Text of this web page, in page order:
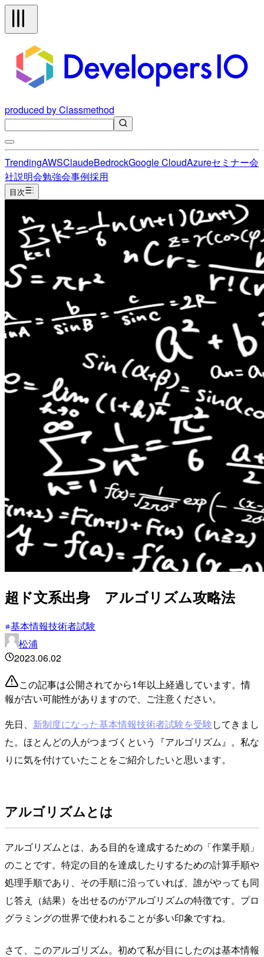
produced by Classmethod
TrendingAWSClaudeBedrockGoogle CloudAzureセミナー会
社説明会勉強会事例採用
目次
超ド文系出身 アルゴリズム攻略法
基本情報技術者試験
松浦
2023.06.02
この記事は公開されてから1年以上経過しています。情
報が古い可能性がありますので、ご注意ください。
先日、 新制度になった基本情報技術者試験を受験してきまし
た。ほとんどの人がつまづくという『アルゴリズム』。私な
りに気を付けていたことをご紹介したいと思います。
アルゴリズムとは
アルゴリズムとは、ある目的を達成するための「作業手順」
のことです。特定の目的を達成したりするための計算手順や
処理手順であり、その手順に沿っていれば、誰がやっても同
じ答え（結果）を出せるのがアルゴリズムの特徴です。プロ
グラミングの世界で使われることが多い印象ですね。
さて、このアルゴリズム。初めて私が目にしたのは基本情報